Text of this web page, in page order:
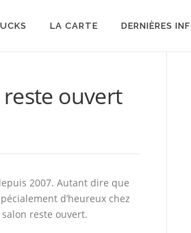
LA CARTE DERNIÈRES
reste ouvert
2007. Autant dire que
d’heureux chez
reste ouvert.